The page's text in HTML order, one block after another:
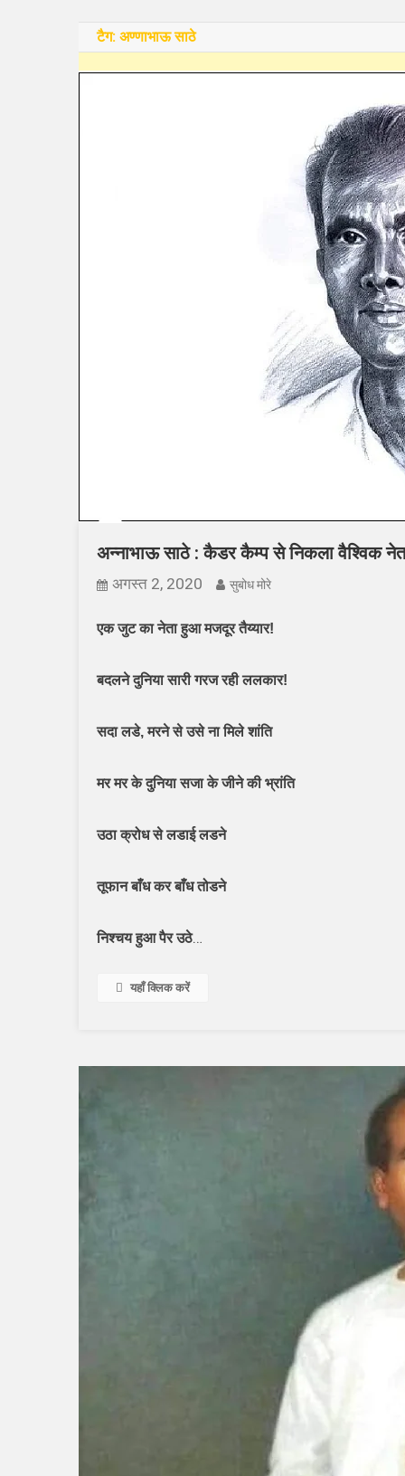
टैग: अण्णाभाऊ साठे
अन्नाभाऊ साठे : कैडर कैम्प से निकला वैश्विक
अगस्त 2, 2020 सुबोध मोरे
एक जुट का नेता हुआ मजदूर तैय्यार!
बदलने दुनिया सारी गरज रही ललकार!
सदा लडे,मरने से उसे ना मिले शांति
मर मर के दुनिया सजा के जीने की भ्रांति
उठा क्रोध से लडाई लडने
तूफान बाँध कर बाँध तोडने
निश्चय हुआ पैर उठे…
यहाँ क्लिक करें